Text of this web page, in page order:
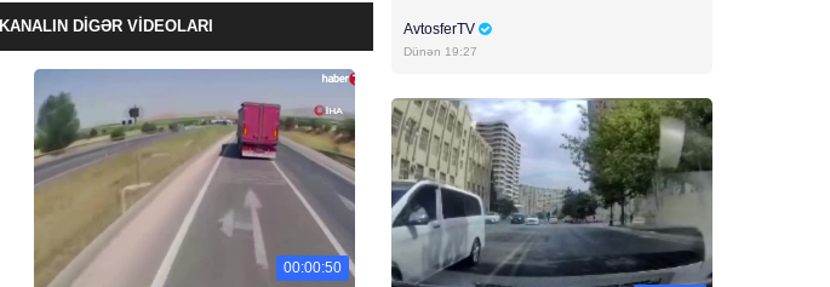
KANALIN DIGƏR VIDEOLARI
00:00:50
AvtosferTV
Dünən 19:27